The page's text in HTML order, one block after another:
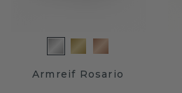
Armreif Rosario